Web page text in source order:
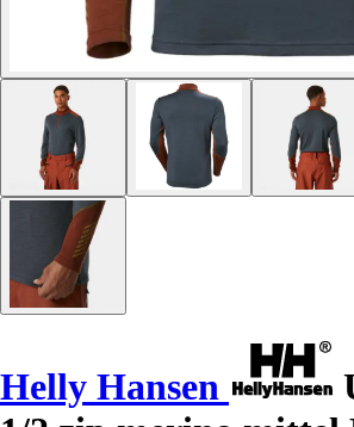
Helly Hansen